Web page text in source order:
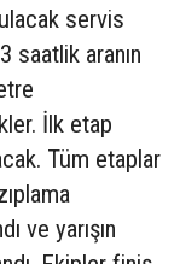
servis
saatlik aranın
İlk etap
Tüm etaplar
ve yarışın